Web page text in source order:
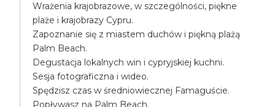
Wrażenia krajobrazowe, w szczególności, piękne
plaże i krajobrazy Cypru.
Zapoznanie się z miastem duchów i piękną plażą
Palm Beach.
Degustacja lokalnych win i cypryjskiej kuchni.
Sesja fotograficzna i wideo.
Spędzisz czas w średniowiecznej Famaguście.
Popływasz na Palm Beach.